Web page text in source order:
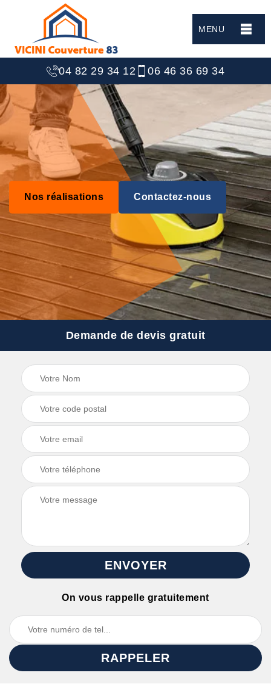
MENU
04 82 29 34 12 06 46 36 69 34
Nos réalisations Contactez-nous
Demande de devis gratuit
On vous rappelle gratuitement